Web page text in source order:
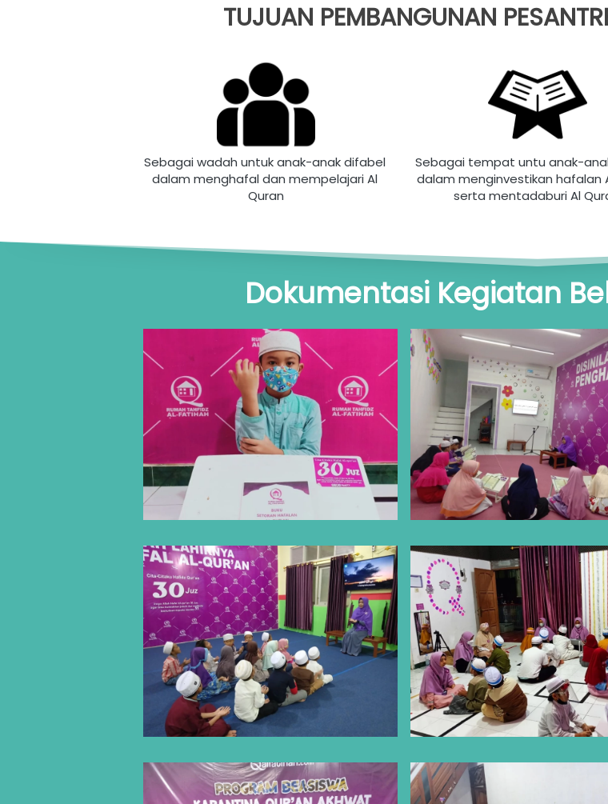
TUJUAN PEMBANGUNAN
Sebagai wadah untuk anak-anak difabel
dalam menghafal dan mempelajari Al
Quran
Sebagai tempat untu anak-
dalam menginvestikan hafalan
serta mentadaburi Al
Dokumentasi Kegiatan